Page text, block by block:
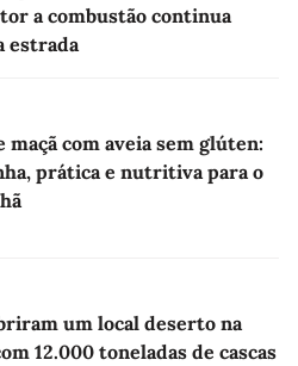
a combustão continua
estrada
maçã com aveia sem glúten:
prática e nutritiva para o
um local deserto na
12.000 toneladas de cascas